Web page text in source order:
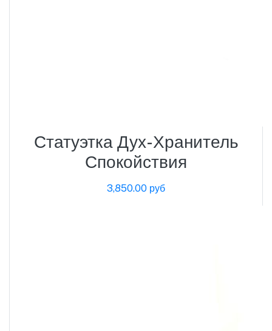
Статуэтка Дух-Хранитель
Спокойствия
3,850.00 руб